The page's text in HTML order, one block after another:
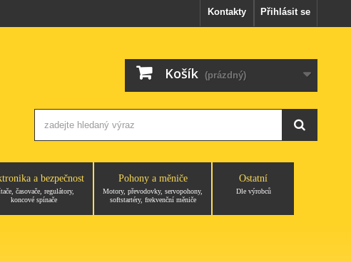
Přihlásit se
Kontakty
Košík (prázdný)
a bezpečnost
časovače, regulátory,
koncové spínače
Pohony a měniče
Motory, převodovky, servopohony,
softstartéry, frekvenční měniče
Ostatní
Dle výrobců